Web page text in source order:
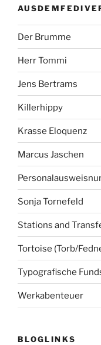
Der Brumme
Herr Tommi
Jens Bertrams
Killerhippy
Krasse Eloquenz
Marcus Jaschen
Sonja Tornefeld
Stations and
Tortoise (Torb/
Typografische
Werkabenteuer
BLOGLINKS